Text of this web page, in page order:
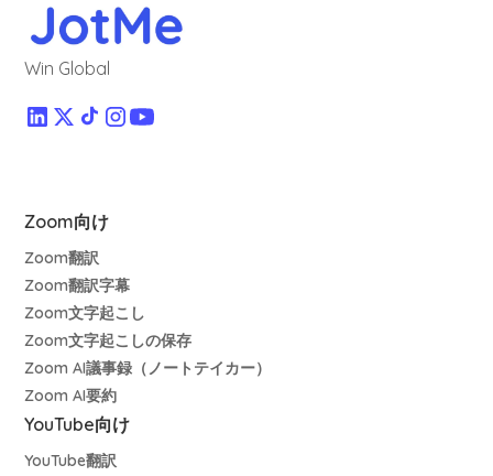
Win Global
Zoom向け
Zoom翻訳
Zoom翻訳字幕
Zoom文字起こし
Zoom文字起こしの保存
Zoom AI議事録（ノートテイカー）
Zoom AI要約
YouTube向け
YouTube翻訳